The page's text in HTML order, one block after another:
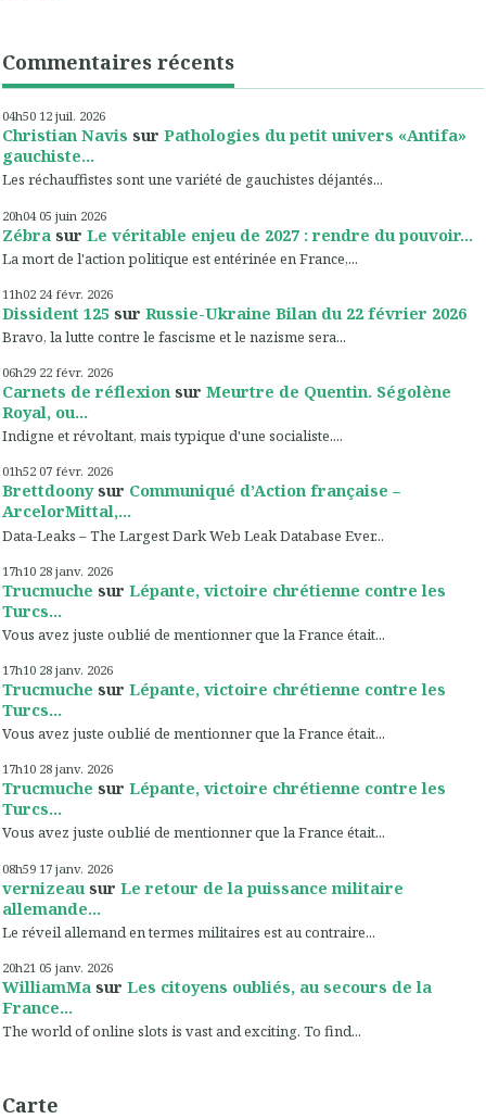
Commentaires récents
04h50 12 juil. 2026
Christian Navis sur Pathologies du petit univers «Antifa»
gauchiste...
Les réchauffistes sont une variété de gauchistes déjantés...
20h04 05 juin 2026
Zébra sur Le véritable enjeu de 2027 : rendre du pouvoir...
La mort de l'action politique est entérinée en France,...
11h02 24 févr. 2026
Dissident 125 sur Russie-Ukraine Bilan du 22 février 2026
Bravo, la lutte contre le fascisme et le nazisme sera...
06h29 22 févr. 2026
Carnets de réflexion sur Meurtre de Quentin. Ségolène
Royal, ou...
Indigne et révoltant, mais typique d'une socialiste....
01h52 07 févr. 2026
Brettdoonysur Communiqué d’Action française –
ArcelorMittal,...
Data-Leaks – The Largest Dark Web Leak Database Ever...
17h10 28 janv. 2026
Trucmuche sur Lépante, victoire chrétienne contre les
Turcs...
Vous avez juste oublié de mentionner que la France était...
17h10 28 janv. 2026
Trucmuche sur Lépante, victoire chrétienne contre les
Turcs...
Vous avez juste oublié de mentionner que la France était...
17h10 28 janv. 2026
Trucmuche sur Lépante, victoire chrétienne contre les
Turcs...
Vous avez juste oublié de mentionner que la France était...
08h59 17 janv. 2026
vernizeau sur Le retour de la puissance militaire
allemande...
Le réveil allemand en termes militaires est au contraire...
20h21 05 janv. 2026
WilliamMa sur Les citoyens oubliés, au secours de la
France...
The world of online slots is vast and exciting. To find...
Carte